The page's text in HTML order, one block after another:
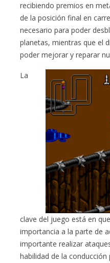
recibiendo premios en
de la posición final en
necesario para poder
planetas, mientras que el
poder mejorar y reparar
La
clave del juego está en
importancia a la parte de
importante realizar
habilidad de la